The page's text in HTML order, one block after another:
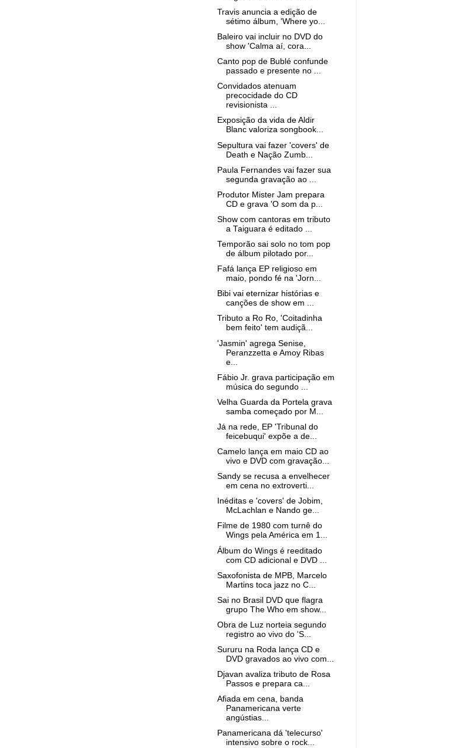
Travis anuncia a edição de
sétimo álbum, 'Where yo...
Baleiro vai incluir no DVD do
show 'Calma aí, cora...
Canto pop de Bublé confunde
passado e presente no ...
Convidados atenuam
precocidade do CD
revisionista ...
Exposição da vida de Aldir
Blanc valoriza songbook...
Sepultura vai fazer 'covers' de
Death e Nação Zumb...
Paula Fernandes vai fazer sua
segunda gravação ao ...
Produtor Mister Jam prepara
CD e grava 'O som da p...
Show com cantoras em tributo
a Taiguara é editado ...
Temporão sai solo no tom pop
de álbum pilotado por...
Fafá lança EP religioso em
maio, pondo fé na 'Jorn...
Bibi vai eternizar histórias e
canções de show em ...
Tributo a Ro Ro, 'Coitadinha
bem feito' tem audiçã...
'Jasmin' agrega Senise,
Peranzzetta e Amoy Ribas
e...
Fábio Jr. grava participação em
música do segundo ...
Velha Guarda da Portela grava
samba começado por M...
Já na rede, EP 'Tribunal do
feicebuqui' expõe a de...
Camelo lança em maio CD ao
vivo e DVD com gravação...
Sandy se recusa a envelhecer
em cena no extroverti...
Inéditas e 'covers' de Jobim,
McLachlan e Nando ge...
Filme de 1980 com turnê do
Wings pela América em 1...
Álbum do Wings é reeditado
com CD adicional e DVD ...
Saxofonista de MPB, Marcelo
Martins toca jazz no C...
Sai no Brasil DVD que flagra
grupo The Who em show...
Obra de Luz norteia segundo
registro ao vivo do 'S...
Sururu na Roda lança CD e
DVD gravados ao vivo com...
Djavan avaliza tributo de Rosa
Passos e prepara ca...
Afiada em cena, banda
Panamericana verte
angústias...
Panamericana dá 'telecurso'
intensivo sobre o rock...